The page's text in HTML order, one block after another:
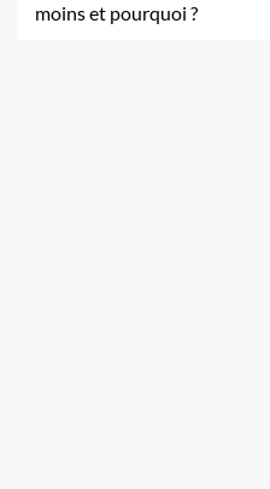
moins et pourquoi ?